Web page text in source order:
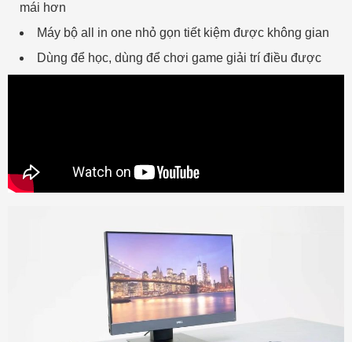
mái hơn
Máy bộ all in one nhỏ gọn tiết kiệm được không gian
Dùng để học, dùng để chơi game giải trí điều được